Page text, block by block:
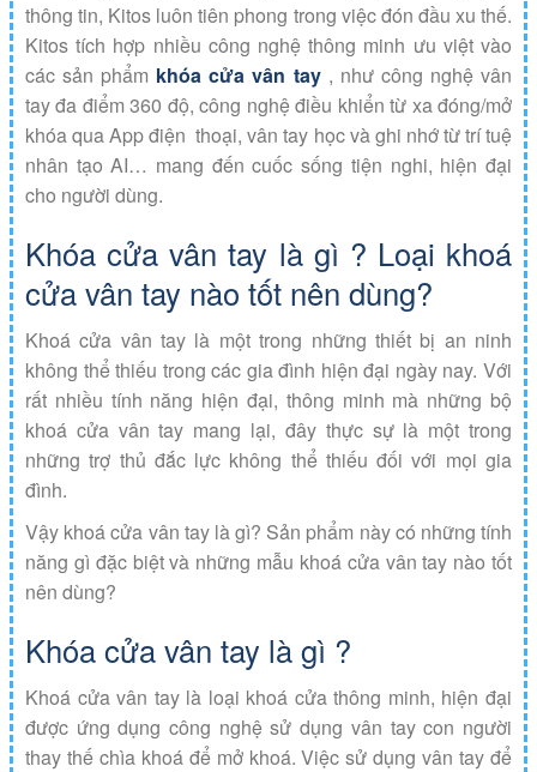
thông tin, Kitos luôn tiên phong trong việc đón đầu xu thế.
Kitos tích hợp nhiều công nghệ thông minh ưu việt vào
các sản phẩm khóa cửa vân tay, như công nghệ vân
tay đa điểm 360 độ, công nghệ điều khiển từ xa đóng/mở
khóa qua App điện thoại, vân tay học và ghi nhớ từ trí tuệ
nhân tạo AI… mang đến cuốc sống tiện nghi, hiện đại
cho người dùng.
Khóa cửa vân tay là gì ? Loại khoá
cửa vân tay nào tốt nên dùng?
Khoá cửa vân tay là một trong những thiết bị an ninh
không thể thiếu trong các gia đình hiện đại ngày nay. Với
rất nhiều tính năng hiện đại, thông minh mà những bộ
khoá cửa vân tay mang lại, đây thực sự là một trong
những trợ thủ đắc lực không thể thiếu đối với mọi gia
đình.
Vậy khoá cửa vân tay là gì? Sản phẩm này có những tính
năng gì đặc biệt và những mẫu khoá cửa vân tay nào tốt
nên dùng?
Khóa cửa vân tay là gì ?
Khoá cửa vân tay là loại khoá cửa thông minh, hiện đại
được ứng dụng công nghệ sử dụng vân tay con người
thay thế chìa khoá để mở khoá. Việc sử dụng vân tay để